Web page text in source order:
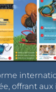
offrant